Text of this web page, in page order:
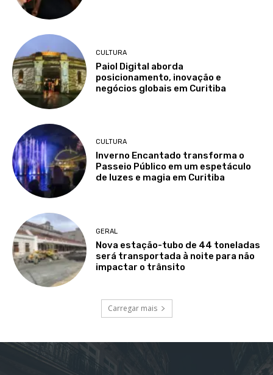
CULTURA
Paiol Digital aborda
posicionamento, inovação e
negócios globais em Curitiba
CULTURA
Inverno Encantado transforma o
Passeio Público em um espetáculo
de luzes e magia em Curitiba
GERAL
Nova estação-tubo de 44 toneladas
será transportada à noite para não
impactar o trânsito
Carregar mais